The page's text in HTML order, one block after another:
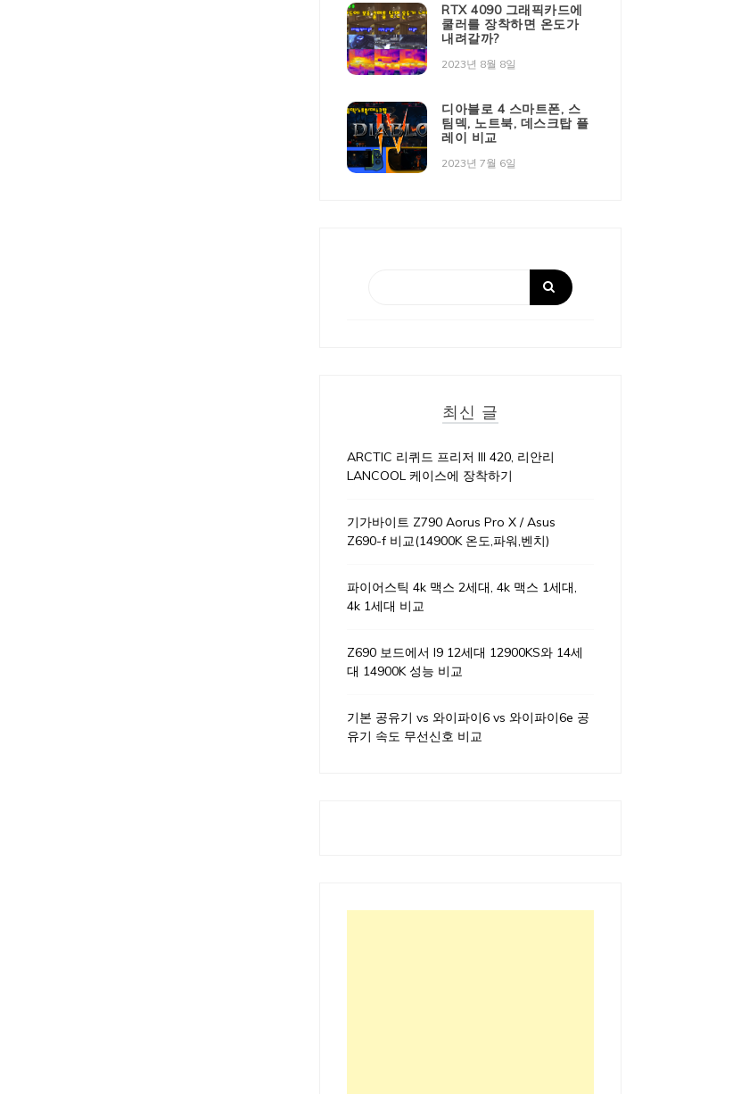
RTX 4090 그래픽카드에
쿨러를 장착하면 온도가
내려갈까?
2023년 8월 8일
디아블로 4 스마트폰, 스
팀덱, 노트북, 데스크탑 플
레이 비교
2023년 7월 6일
최신 글
ARCTIC 리퀴드 프리저 III 420, 리안리
LANCOOL 케이스에 장착하기
기가바이트 Z790 Aorus Pro X / Asus
Z690-f 비교(14900K 온도,파워,벤치)
파이어스틱 4k 맥스 2세대, 4k 맥스 1세대,
4k 1세대 비교
Z690 보드에서 I9 12세대 12900KS와 14세
대 14900K 성능 비교
기본 공유기 vs 와이파이6 vs 와이파이6e 공
유기 속도 무선신호 비교